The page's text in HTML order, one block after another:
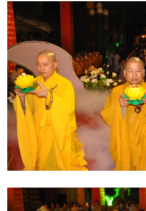
đoạn được rồi, thì lúc bấy giờ
chúng sinh nghiệp và chúng
diệu mà Ngài đã nguyện cho
tâm chúng ta sẽ được lắng
một trí tuệ hiểu biết, nhìn thấy
thật của sự vật, thấy được chư
đều là Bồ Tát. Cho nên mà từ
Nghiêm. Kinh Hoa Nghiêm có
sinh đều có những tính tốt,
không phải như chúng sinh
chúng sinh, biết nhìn cái tốt